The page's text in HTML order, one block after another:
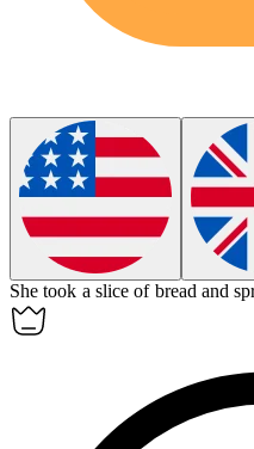
She took a slice of bread and